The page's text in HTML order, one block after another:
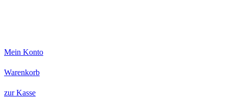
Mein Konto
Warenkorb
zur Kasse